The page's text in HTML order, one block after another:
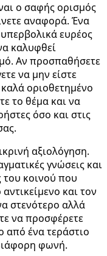
ο σαφής ορισμός
αναφορά. Ένα
ευρέος
καλυφθεί
Αν προσπαθήσετε
να μην είστε
οριοθετημένο
το θέμα και να
όσο και στις
αξιολόγηση.
γνώσεις και
του κοινού που
και τον
στενότερο αλλά
να προσφέρετε
από ένα τεράστιο
φωνή.